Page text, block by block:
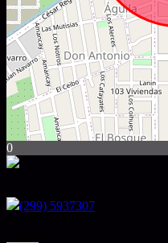
0
(299) 5937307